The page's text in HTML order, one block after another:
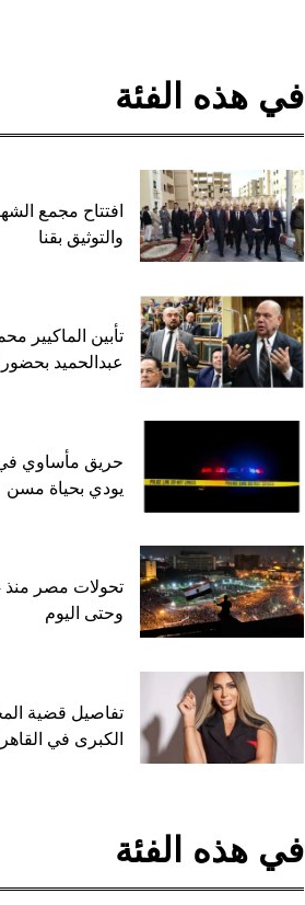
في هذه الفئة
افتتاح مجمع
والتوثيق بقنا
تأبين الماكيير
عبدالحميد بحضور
حريق مأساوي في
يودي بحياة مسن
وحتى اليوم
تفاصيل قضية
الكبرى في
في هذه الفئة